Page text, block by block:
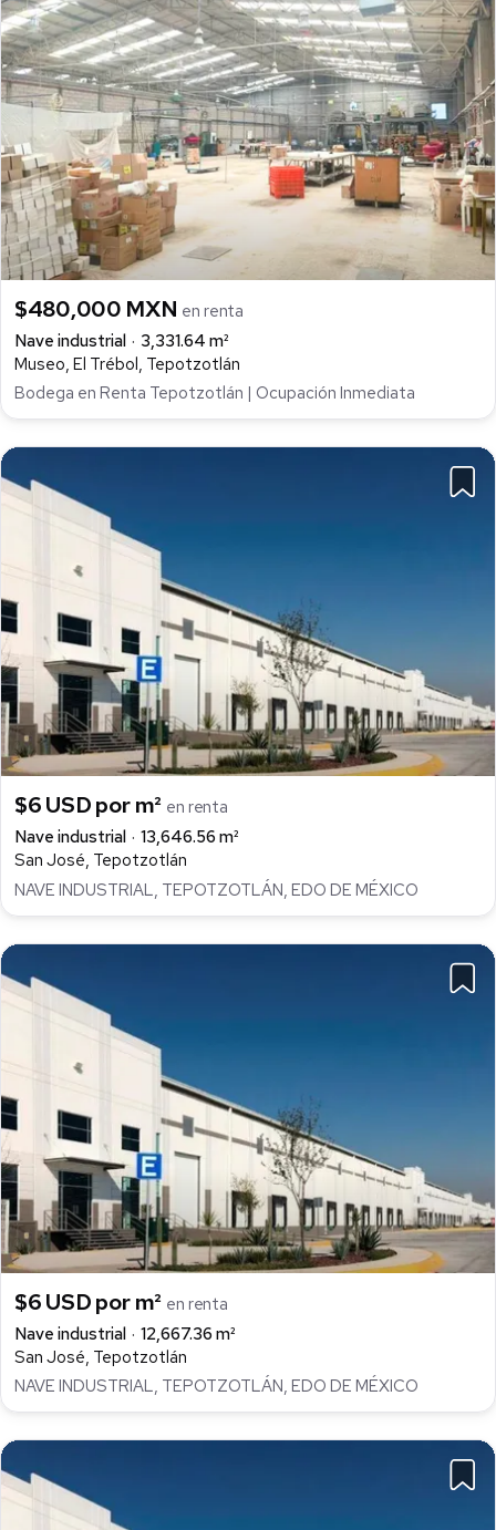
$480,000 MXN en renta
Nave industrial
3,331.64 m²
Museo, El Trébol, Tepotzotlán
Bodega en Renta Tepotzotlán | Ocupación Inmediata
$6 USD por m² en renta
Nave industrial
13,646.56 m²
San José, Tepotzotlán
NAVE INDUSTRIAL, TEPOTZOTLÁN, EDO DE MÉXICO
$6 USD por m² en renta
Nave industrial
12,667.36 m²
San José, Tepotzotlán
NAVE INDUSTRIAL, TEPOTZOTLÁN, EDO DE MÉXICO